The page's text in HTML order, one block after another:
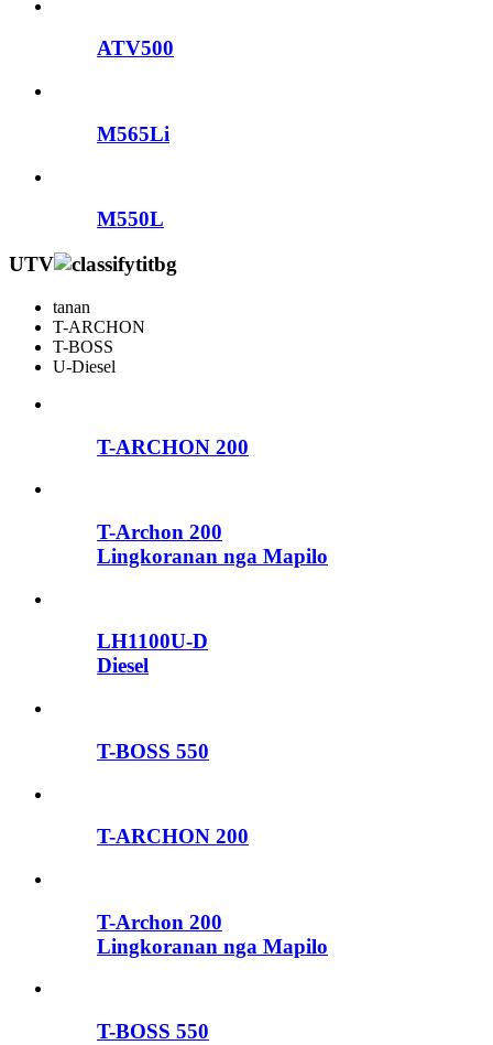
ATV500
M565Li
M550L
UTV
tanan
T-ARCHON
T-BOSS
U-Diesel
T-ARCHON 200
T-Archon 200
Lingkoranan nga Mapilo
LH1100U-D
Diesel
T-BOSS 550
T-ARCHON 200
T-Archon 200
Lingkoranan nga Mapilo
T-BOSS 550